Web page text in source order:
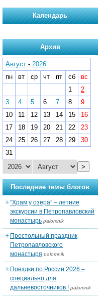
Календарь
Архив
Август - 2026
пн
вт ср чт пт сб
вс
1
2
3
4 5 6 7 8
9
10
11 12 13 14 15
16
17
18 19 20 21 22
23
24
25 26 27 28 29
30
31
>
Последние темы блогов
“Храм у озера” – летние
экскурсии в Петропавловский
монастырь palomnik
Престольный праздник
Петропавловского
монастыря palomnik
Поездки по России 2026 –
специально для
дальневосточников ! palomnik